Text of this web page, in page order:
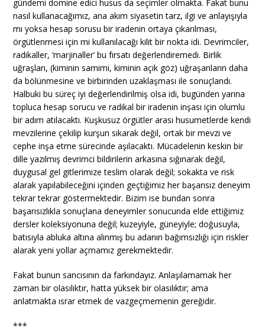
gündemi domine edici husus da seçimler olmakta. Fakat bunu
nasıl kullanacağımız, ana akım siyasetin tarz, ilgi ve anlayışıyla
mı yoksa hesap sorusu bir iradenin ortaya çıkarılması,
örgütlenmesi için mi kullanılacağı kilit bir nokta idi. Devrimciler,
radikaller, ‘marjinaller’ bu fırsatı değerlendiremedi. Birlik
uğraşları, (kiminin samimi, kiminin açık göz) uğraşanların daha
da bölünmesine ve birbirinden uzaklaşması ile sonuçlandı.
Halbuki bu süreç iyi değerlendirilmiş olsa idi, bugünden yarına
topluca hesap sorucu ve radikal bir iradenin inşası için olumlu
bir adım atılacaktı. Kuşkusuz örgütler arası husumetlerde kendi
mevzilerine çekilip kurşun sıkarak değil, ortak bir mevzi ve
cephe inşa etme sürecinde aşılacaktı. Mücadelenin keskin bir
dille yazılmış devrimci bildirilerin arkasına sığınarak değil,
duygusal gel gitlerimize teslim olarak değil; sokakta ve risk
alarak yapılabileceğini içinden geçtiğimiz her başarısız deneyim
tekrar tekrar göstermektedir. Bizim ise bundan sonra
başarısızlıkla sonuçlana deneyimler sonucunda elde ettiğimiz
dersler koleksiyonuna değil; kuzeyiyle, güneyiyle; doğusuyla,
batısıyla abluka altına alınmış bu adanın bağımsızlığı için riskler
alarak yeni yollar açmamız gerekmektedir.
Fakat bunun sancısının da farkındayız. Anlaşılamamak her
zaman bir olasılıktır, hatta yüksek bir olasılıktır; ama
anlatmakta ısrar etmek de vazgeçmemenin gereğidir.
***